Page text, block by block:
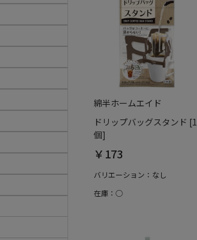
綿半ホームエイド
ドリップバッグスタンド [1
個]
￥173
バリエーション：なし
在庫：○